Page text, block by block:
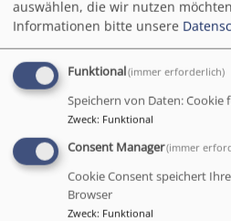
Startseite Glauben verbindet
auswählen, die wir nutzen
Informationen bitte unsere
Funktional(immer erforderlich)
Speichern von Daten: Cookie
Zweck: Funktional
Consent Manager(immer
Cookie Consent speichert
Browser
Zweck: Funktional